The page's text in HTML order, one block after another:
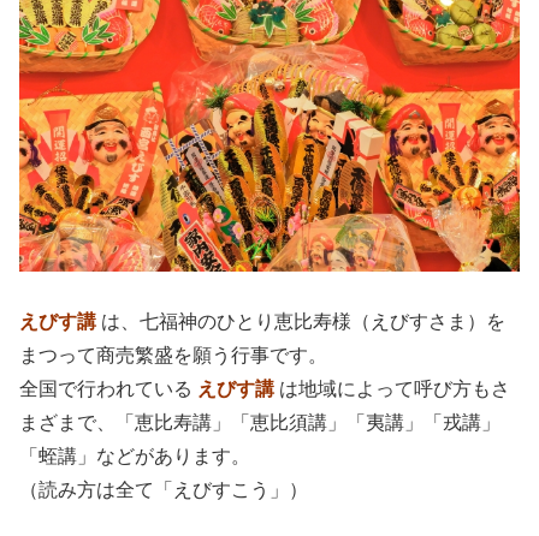
えびす講 は、七福神のひとり恵比寿様（えびすさま）を
まつって商売繁盛を願う行事です。
全国で行われている えびす講 は地域によって呼び方もさ
まざまで、「恵比寿講」「恵比須講」「夷講」「戎講」
「蛭講」などがあります。
（読み方は全て「えびすこう」）